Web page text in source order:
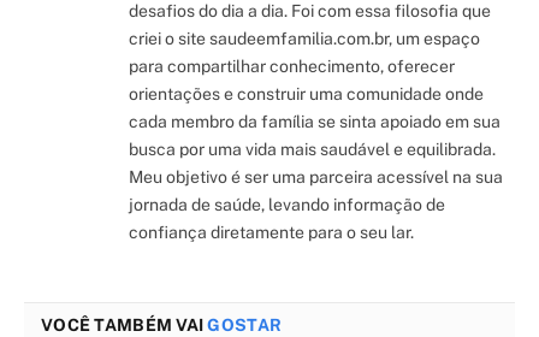
desafios do dia a dia. Foi com essa filosofia que
criei o site saudeemfamilia.com.br, um espaço
para compartilhar conhecimento, oferecer
orientações e construir uma comunidade onde
cada membro da família se sinta apoiado em sua
busca por uma vida mais saudável e equilibrada.
Meu objetivo é ser uma parceira acessível na sua
jornada de saúde, levando informação de
confiança diretamente para o seu lar.
VOCÊ TAMBÉM VAIGOSTAR